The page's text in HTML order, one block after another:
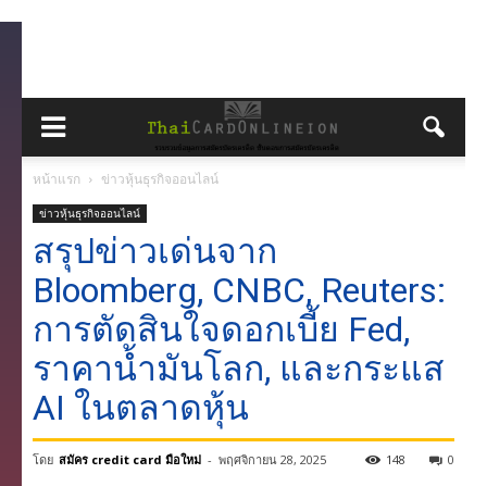
หน้าแรก ข่าวหุ้นธุรกิจออนไลน์
ข่าวหุ้นธุรกิจออนไลน์
สรุปข่าวเด่นจาก
Bloomberg, CNBC, Reuters:
การตัดสินใจดอกเบี้ย Fed,
ราคาน้ำมันโลก, และกระแส
AI ในตลาดหุ้น
โดย สมัคร credit card มือใหม่ - พฤศจิกายน 28, 2025 0
148